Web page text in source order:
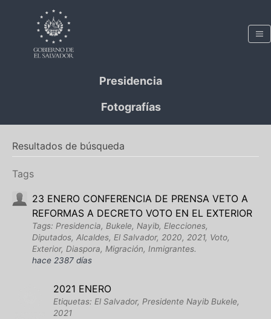
Presidencia
Fotografías
Resultados de búsqueda
Tags
23 ENERO CONFERENCIA DE PRENSA VETO A
REFORMAS A DECRETO VOTO EN EL EXTERIOR
Tags: Presidencia, Bukele, Nayib, Elecciones,
Diputados, Alcaldes, El Salvador, 2020, 2021, Voto,
Exterior, Diaspora, Migración, Inmigrantes.
hace 2387 días
2021 ENERO
Etiquetas: El Salvador, Presidente Nayib Bukele,
2021